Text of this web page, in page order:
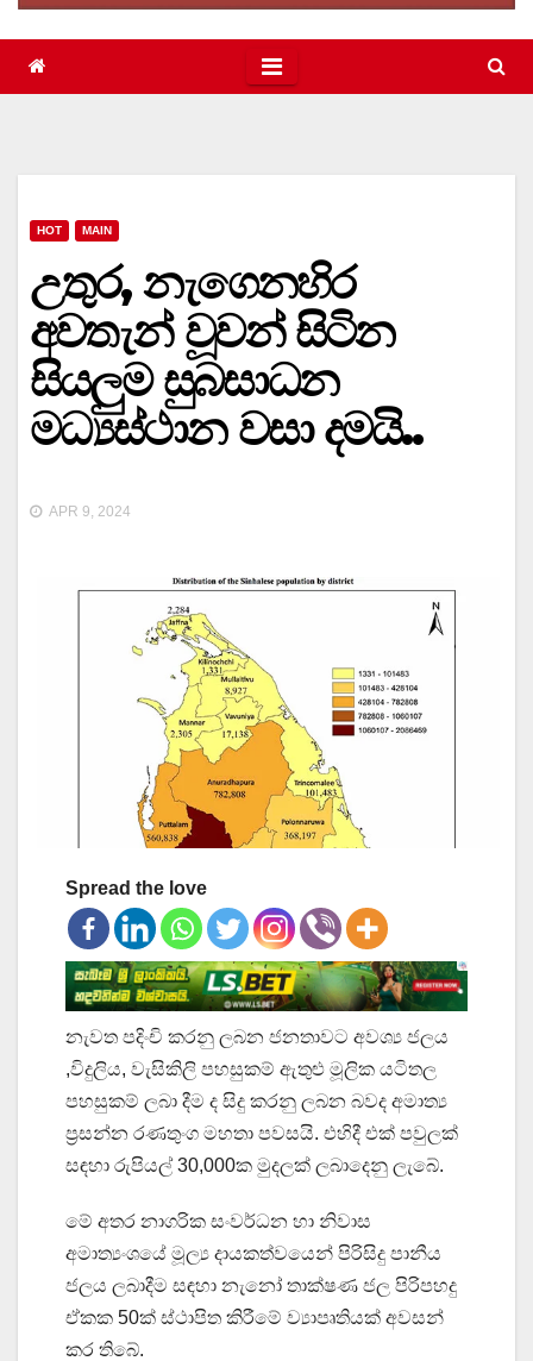
HOT MAIN
උතුර, නැගෙනහිර
අවතැන් වූවන් සිටින
සියලුම සුබසාධන
මධ්‍යස්ථාන වසා දමයි..
APR 9, 2024
Spread the love
නැවත පදිංචි කරනු ලබන ජනතාවට අවශ්‍ය ජලය
,විදුලිය, වැසිකිලි පහසුකම් ඇතුළු මූලික යටිතල
පහසුකම් ලබා දීම ද සිදු කරනු ලබන බවද අමාත්‍ය
ප්‍රසන්න රණතුංග මහතා පවසයි. එහිදී එක් පවුලක්
සඳහා රුපියල් 30,000ක මුදලක් ලබාදෙනු ලැබේ.
මේ අතර නාගරික සංවර්ධන හා නිවාස
අමාත්‍යංශයේ මූල්‍ය දායකත්වයෙන් පිරිසිදු පානීය
ජලය ලබාදීම සඳහා නැනෝ තාක්ෂණ ජල පිරිපහදු
ඒකක 50ක් ස්ථාපිත කිරීමේ ව්‍යාපෘතියක් අවසන්
කර තිබේ.